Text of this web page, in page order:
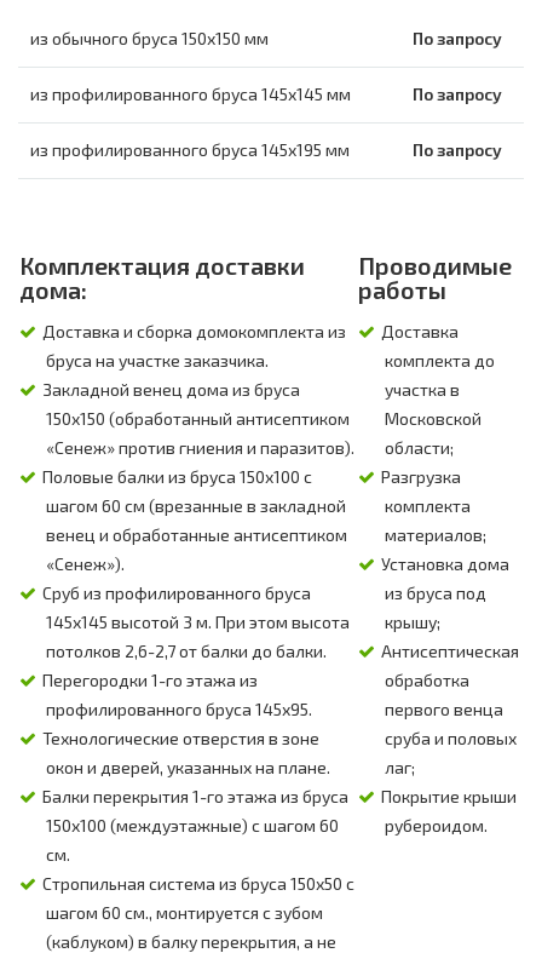
из обычного бруса 150х150 мм По запросу
из профилированного бруса 145х145 мм По запросу
из профилированного бруса 145х195 мм По запросу
Комплектация доставки
дома:
Доставка и сборка домокомплекта из
бруса на участке заказчика.
Закладной венец дома из бруса
150х150 (обработанный антисептиком
«Сенеж» против гниения и паразитов).
Половые балки из бруса 150х100 с
шагом 60 см (врезанные в закладной
венец и обработанные антисептиком
«Сенеж»).
Сруб из профилированного бруса
145х145 высотой 3 м. При этом высота
потолков 2,6-2,7 от балки до балки.
Перегородки 1-го этажа из
профилированного бруса 145х95.
Технологические отверстия в зоне
окон и дверей, указанных на плане.
Балки перекрытия 1-го этажа из бруса
150х100 (междуэтажные) с шагом 60
см.
Стропильная система из бруса 150х50 с
шагом 60 см., монтируется с зубом
(каблуком) в балку перекрытия, а не
Проводимые
работы
Доставка
комплекта до
участка в
Московской
области;
Разгрузка
комплекта
материалов;
Установка дома
из бруса под
крышу;
Антисептическая
обработка
первого венца
сруба и половых
лаг;
Покрытие крыши
рубероидом.